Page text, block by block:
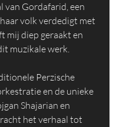
van Gordafarid, een
volk verdedigt met
mij diep geraakt en
muzikale werk.
Perzische
en de unieke
Shajarian en
het verhaal tot